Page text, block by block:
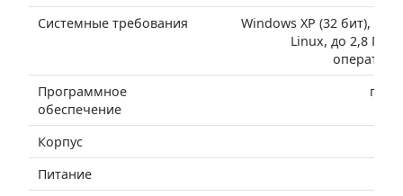
Системные требования
Windows XP (32 бит),
Linux, до 2,8
Программное
обеспечение
Корпус
Питание